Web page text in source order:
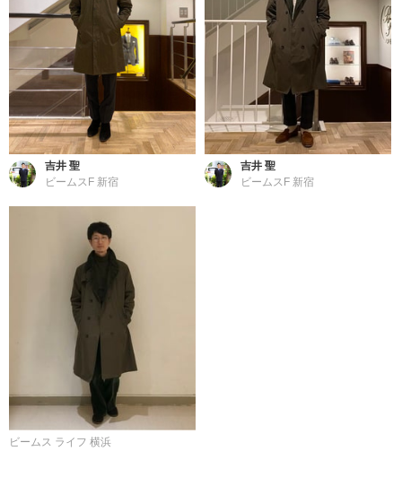
吉井 聖
ビームスF 新宿
吉井 聖
ビームスF 新宿
ビームス ライフ 横浜